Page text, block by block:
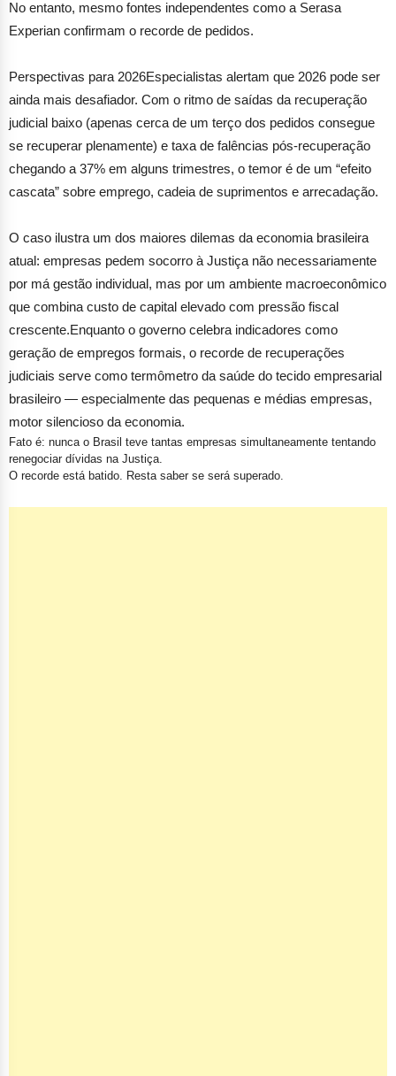
mercado de trabalho e o controle da inflação como contraponto.
No entanto, mesmo fontes independentes como a Serasa
Perspectivas para 2026Especialistas alertam que 2026 pode ser
ainda mais desafiador. Com o ritmo de saídas da recuperação
judicial baixo (apenas cerca de um terço dos pedidos consegue
se recuperar plenamente) e taxa de falências pós-recuperação
chegando a 37% em alguns trimestres, o temor é de um “efeito
O caso ilustra um dos maiores dilemas da economia brasileira
atual: empresas pedem socorro à Justiça não necessariamente
por má gestão individual, mas por um ambiente macroeconômico
que combina custo de capital elevado com pressão fiscal
crescente.Enquanto o governo celebra indicadores como
geração de empregos formais, o recorde de recuperações
judiciais serve como termômetro da saúde do tecido empresarial
brasileiro — especialmente das pequenas e médias empresas,
motor silencioso da economia.
Fato é:nunca o Brasil teve tantas empresas simultaneamente tentando
O recorde está batido. Resta saber se será superado.